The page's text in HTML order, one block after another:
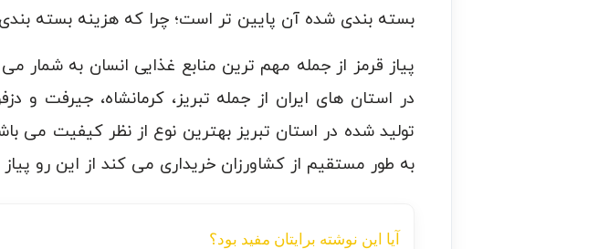
بسته بندی شده آن پایین تر است؛ چرا که هزینه بسته
پیاز قرمز از جمله مهم ترین منابع غذایی انسان به شمار
در استان های ایران از جمله تبریز، کرمانشاه،
تولید شده در استان تبریز بهترین نوع از نظر کیفیت می
به طور مستقیم از کشاورزان خریداری می کند از این رو
آیا این نوشته برایتان مفید بود؟